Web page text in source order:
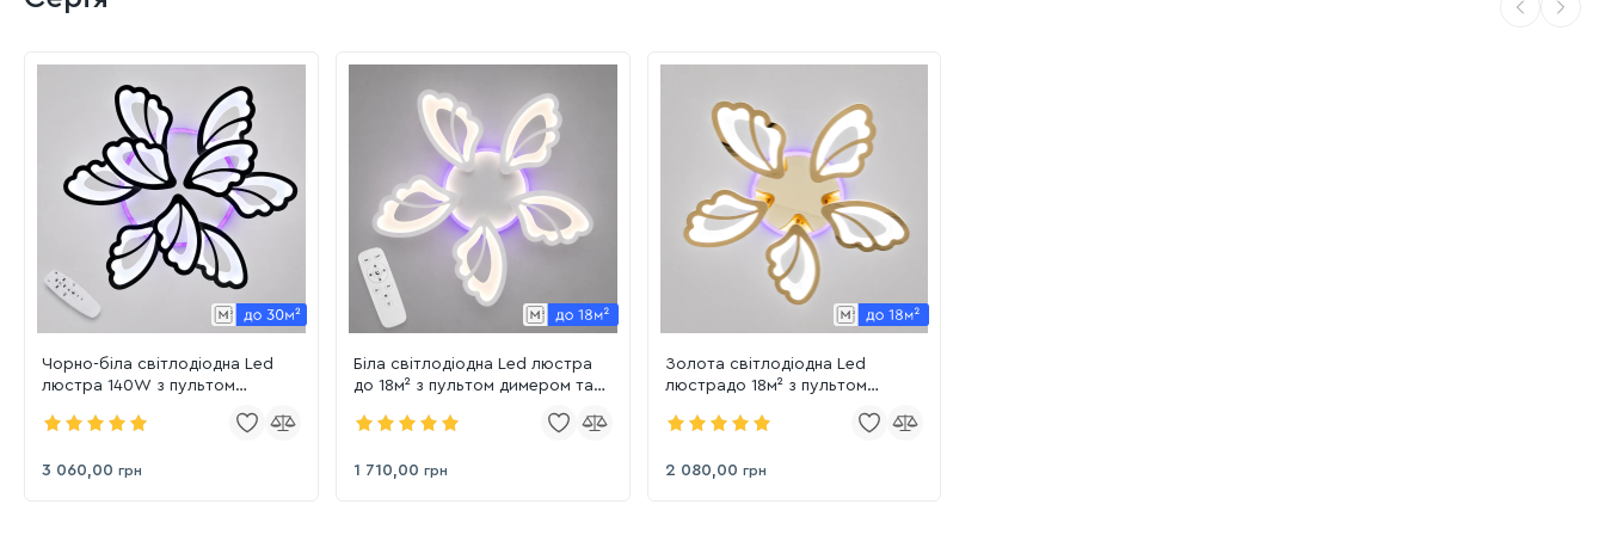
Чорно-біла світлодіодна Led
люстра 140W з пультом
(8166/6+3BK LED 3color)
3 060,00 грн
Біла світлодіодна Led люстра
до 18м² з пультом димером та
3color)
1 710,00 грн
Золота світлодіодна Led
люстрадо 18м² з пультом
(8166/5G LED 3color)
2 080,00 грн